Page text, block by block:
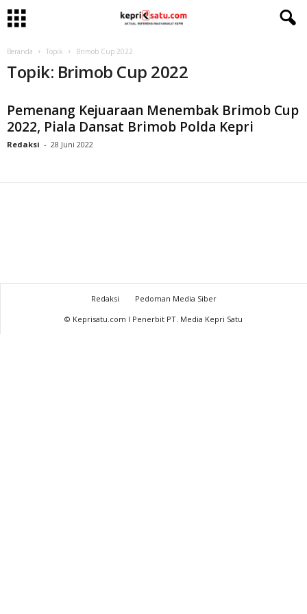
Beranda Topik Brimob Cup 2022
Topik: Brimob Cup 2022
Pemenang Kejuaraan Menembak Brimob Cup
2022, Piala Dansat Brimob Polda Kepri
Redaksi - 28 Juni 2022
Redaksi
Pedoman Media Siber
© Keprisatu.com I Penerbit PT. Media Kepri Satu